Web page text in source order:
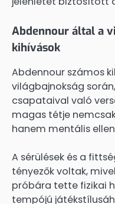
Abdennour által a
kihívások
Abdennour számos
világbajnokság
csapataival való
magas tétje
hanem mentális
A sérülések és a
tényezők voltak,
próbára tette fizikai
tempójú